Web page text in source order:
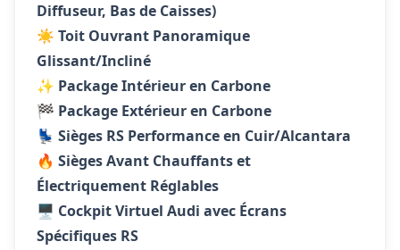
Diffuseur, Bas de Caisses)
☀️ Toit Ouvrant Panoramique
Glissant/Incliné
✨ Package Intérieur en Carbone
🏁 Package Extérieur en Carbone
💺 Sièges RS Performance en Cuir/Alcantara
🔥 Sièges Avant Chauffants et
Électriquement Réglables
🖥️ Cockpit Virtuel Audi avec Écrans
Spécifiques RS